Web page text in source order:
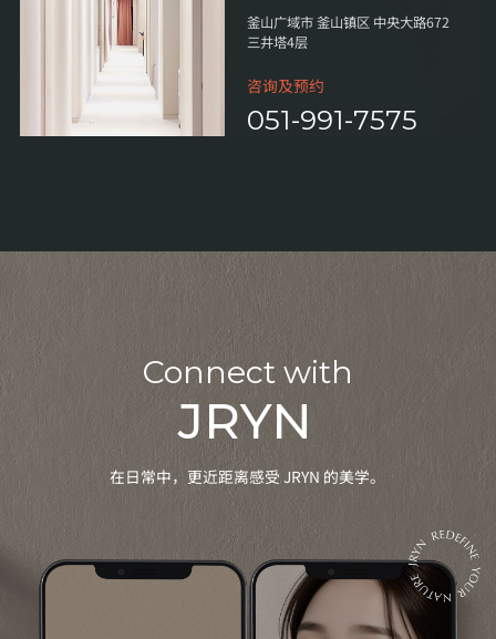
釜山广域市 釜山镇区 中央大路672
三井塔4层
咨询及预约
051-991-7575
Connect with
JRYN
在日常中，更近距离感受 JRYN 的美学。